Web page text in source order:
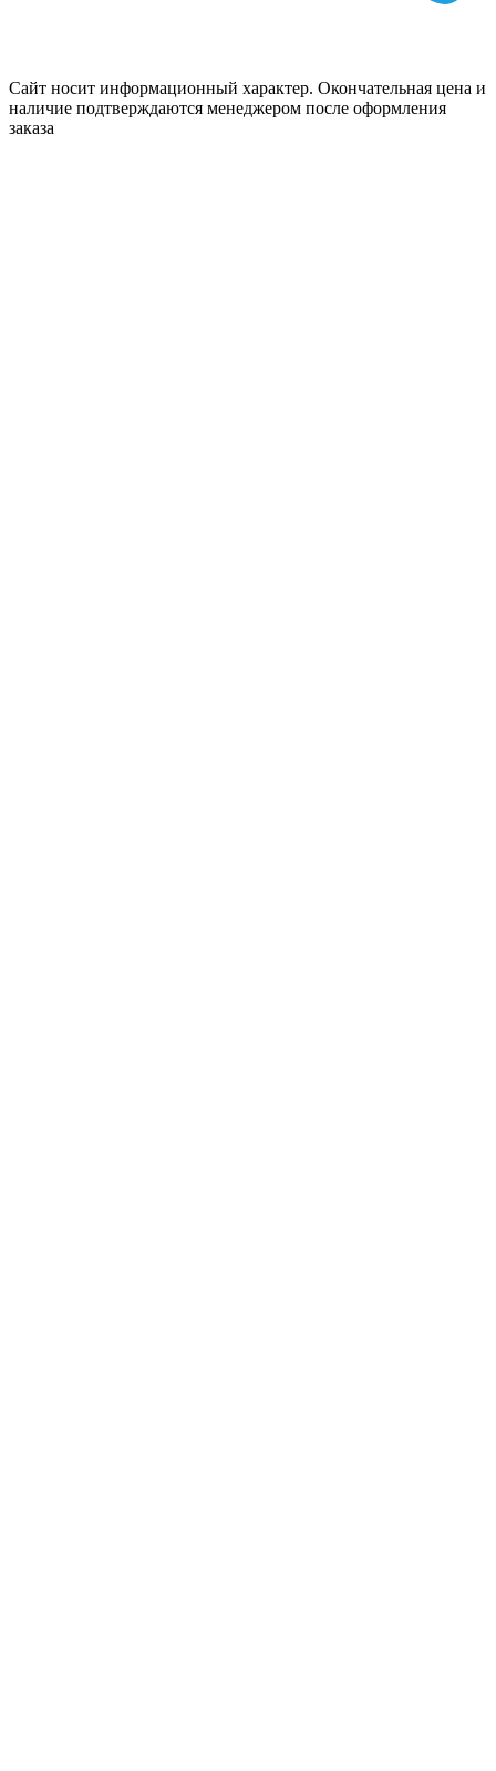
Сайт носит информационный характер. Окончательная цена и
наличие подтверждаются менеджером после оформления
заказа